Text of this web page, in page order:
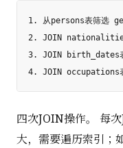
1. 从persons表筛选
2. JOIN
3. JOIN birth_dates表
四次JOIN操作。 每
大，需要遍历索引；